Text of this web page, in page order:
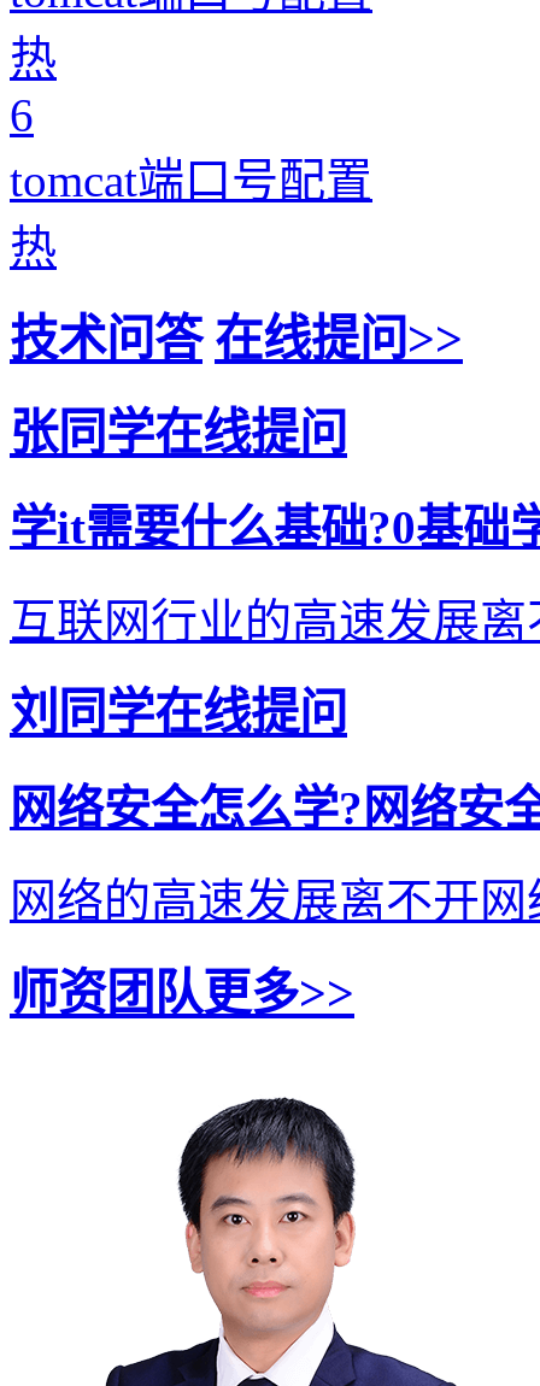
热
6
tomcat端口号配置
热
技术问答 在线提问>>
张同学在线提问
学it需要什么基础?0基础
互联网行业的高速发展
刘同学在线提问
网络安全怎么学?网络安
网络的高速发展离不开
师资团队更多>>